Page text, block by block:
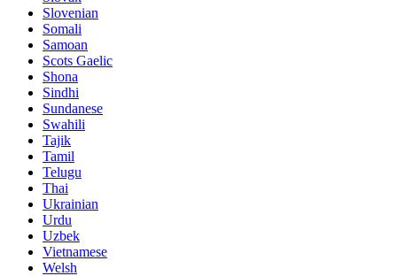
Slovenian
Somali
Samoan
Scots Gaelic
Shona
Sindhi
Sundanese
Swahili
Tajik
Tamil
Telugu
Thai
Ukrainian
Urdu
Uzbek
Vietnamese
Welsh